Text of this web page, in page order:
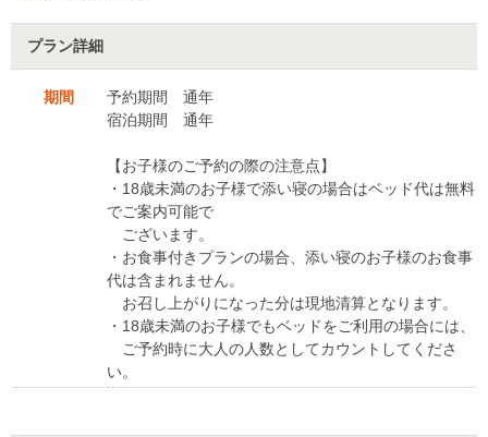
プラン詳細
期間
予約期間 通年
宿泊期間 通年
【お子様のご予約の際の注意点】
・18歳未満のお子様で添い寝の場合はベッド代は無料
でご案内可能で
ございます。
・お食事付きプランの場合、添い寝のお子様のお食事
代は含まれません。
お召し上がりになった分は現地清算となります。
・18歳未満のお子様でもベッドをご利用の場合には、
ご予約時に大人の人数としてカウントしてくださ
い。